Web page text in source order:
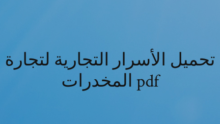
تحميل الأسرار التجارية لتجارة
المخدرات pdf